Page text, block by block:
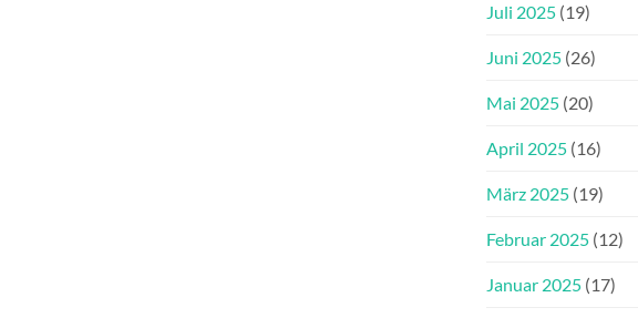
Juli 2025 (19)
Juni 2025 (26)
Mai 2025 (20)
April 2025 (16)
März 2025 (19)
Februar 2025 (12)
Januar 2025 (17)